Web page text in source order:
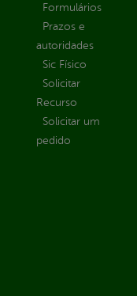
Formulários
Prazos e
autoridades
Sic Físico
Solicitar
Recurso
Solicitar um
pedido